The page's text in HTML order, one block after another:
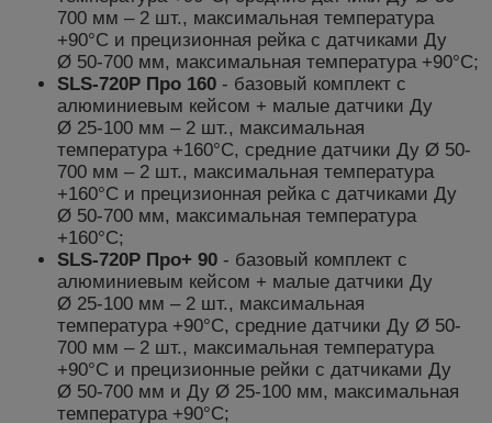
700 мм – 2 шт., максимальная температура
+90°С и прецизионная рейка с датчиками Ду
Ø 50-700 мм, максимальная температура +90°С;
SLS-720P Про 160 - базовый комплект с
алюминиевым кейсом + малые датчики Ду
Ø 25-100 мм – 2 шт., максимальная
температура +160°С, средние датчики Ду Ø 50-
700 мм – 2 шт., максимальная температура
+160°С и прецизионная рейка с датчиками Ду
Ø 50-700 мм, максимальная температура
+160°С;
SLS-720P Про+ 90 - базовый комплект с
алюминиевым кейсом + малые датчики Ду
Ø 25-100 мм – 2 шт., максимальная
температура +90°С, средние датчики Ду Ø 50-
700 мм – 2 шт., максимальная температура
+90°С и прецизионные рейки с датчиками Ду
Ø 50-700 мм и Ду Ø 25-100 мм, максимальная
температура +90°С;